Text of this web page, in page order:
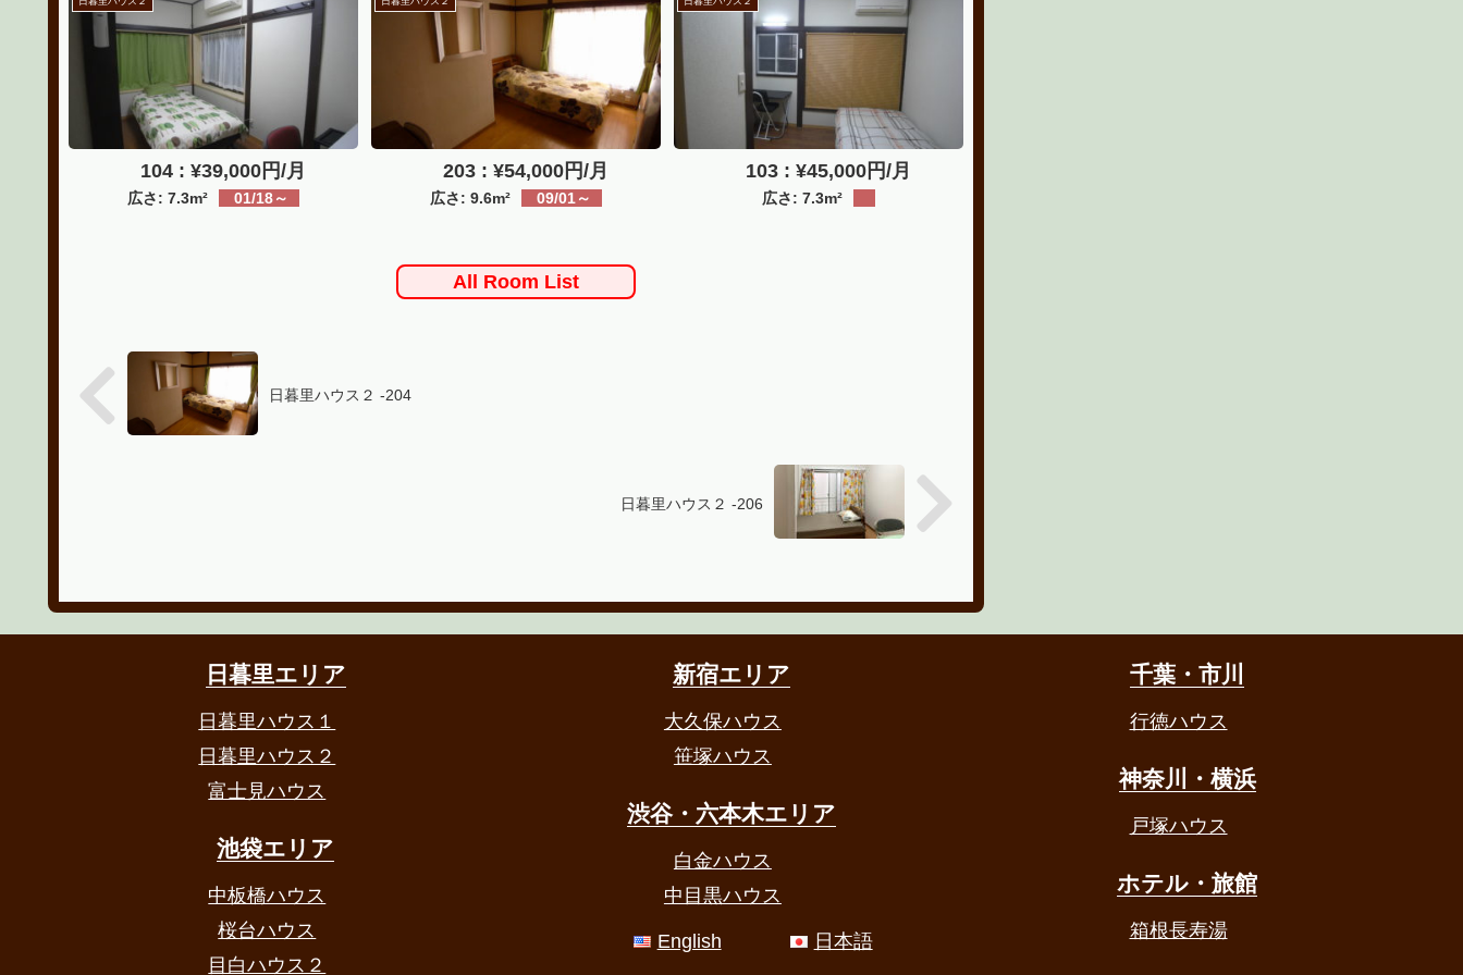
104 : ¥39,000円/月
広さ: 7.3m² 01/18～
203 : ¥54,000円/月
広さ: 9.6m² 09/01～
103 : ¥45,000円/月
広さ: 7.3m²
All Room List
日暮里ハウス２ -204
日暮里ハウス２ -206
日暮里エリア
日暮里ハウス１
日暮里ハウス２
富士見ハウス
池袋エリア
中板橋ハウス
桜台ハウス
目白ハウス２
新宿エリア
大久保ハウス
笹塚ハウス
渋谷・六本木エリア
白金ハウス
中目黒ハウス
English 日本語
千葉・市川
行徳ハウス
神奈川・横浜
戸塚ハウス
ホテル・旅館
箱根長寿湯